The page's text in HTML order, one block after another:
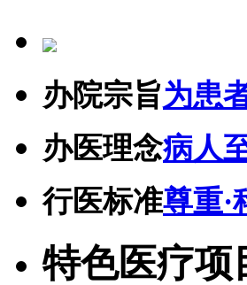
办院宗旨为患
办医理念病人
行医标准尊重·
特色医疗项